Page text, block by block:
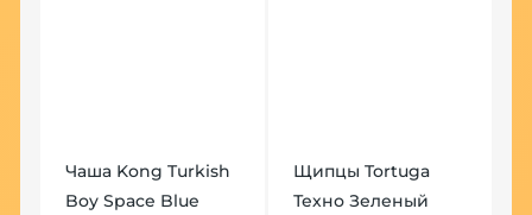
Чаша Kong Turkish
Boy Space Blue
Щипцы Tortuga
Техно Зеленый